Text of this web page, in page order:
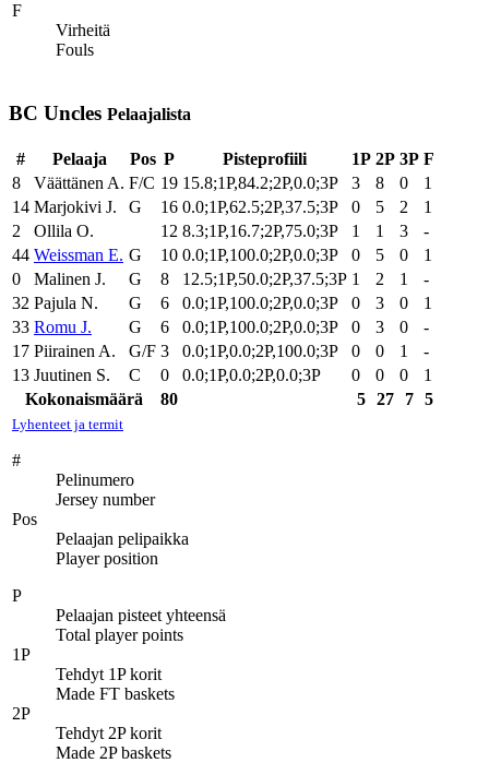
F
Virheitä
Fouls
BC Uncles Pelaajalista
# Pelaaja Pos P Pisteprofiili 1P 2P 3P F
8
Väättänen A. F/C 19 15.8;1P,84.2;2P,0.0;3P 3 8 0
1
14 Marjokivi J. G 16 0.0;1P,62.5;2P,37.5;3P 0 5 2
1
2
Ollila O. 12 8.3;1P,16.7;2P,75.0;3P 1 1 3
-
44 Weissman E. G 10 0.0;1P,100.0;2P,0.0;3P 0 5 0
1
0
Malinen J. G 8 12.5;1P,50.0;2P,37.5;3P 1 2 1
-
32 Pajula N. G 6 0.0;1P,100.0;2P,0.0;3P 0 3 0
1
33 Romu J. G 6 0.0;1P,100.0;2P,0.0;3P 0 3 0
-
17 Piirainen A. G/F 3 0.0;1P,0.0;2P,100.0;3P 0 0 1
-
13 Juutinen S. C 0 0.0;1P,0.0;2P,0.0;3P 0 0 0
1
Kokonaismäärä
80 5 27 7 5
Lyhenteet ja termit
#
Pelinumero
Jersey number
Pos
Pelaajan pelipaikka
Player position
P
Pelaajan pisteet yhteensä
Total player points
1P
Tehdyt 1P korit
Made FT baskets
2P
Tehdyt 2P korit
Made 2P baskets